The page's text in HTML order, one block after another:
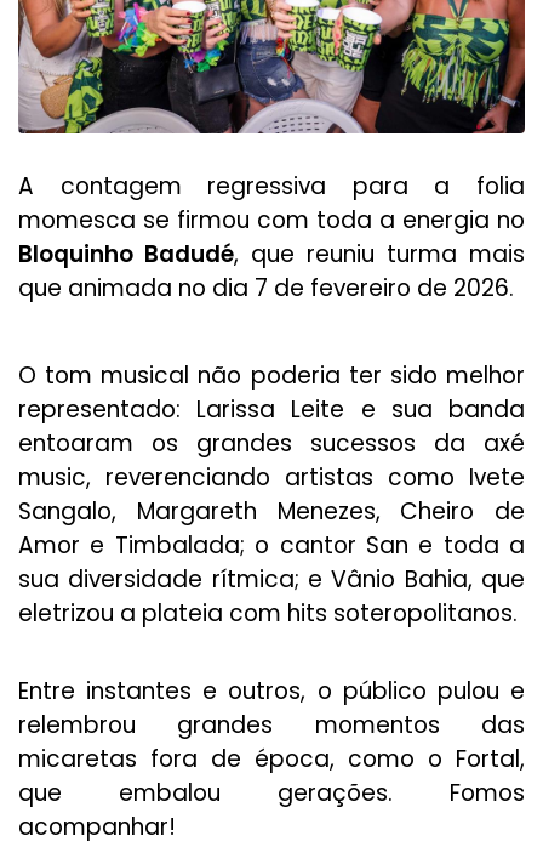
A contagem regressiva para a folia
momesca se firmou com toda a energia no
Bloquinho Badudé, que reuniu turma mais
que animada no dia 7 de fevereiro de 2026.
O tom musical não poderia ter sido melhor
representado: Larissa Leite e sua banda
entoaram os grandes sucessos da axé
music, reverenciando artistas como Ivete
Sangalo, Margareth Menezes, Cheiro de
Amor e Timbalada; o cantor San e toda a
sua diversidade rítmica; e Vânio Bahia, que
eletrizou a plateia com hits soteropolitanos.
Entre instantes e outros, o público pulou e
relembrou grandes momentos das
micaretas fora de época, como o Fortal,
que embalou gerações. Fomos
acompanhar!